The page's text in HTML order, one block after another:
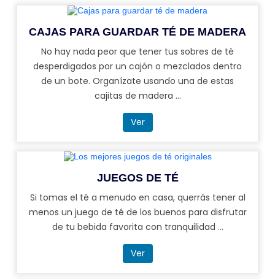
CAJAS PARA GUARDAR TÉ DE MADERA
No hay nada peor que tener tus sobres de té
desperdigados por un cajón o mezclados dentro
de un bote. Organízate usando una de estas
cajitas de madera ...
Ver
JUEGOS DE TÉ
Si tomas el té a menudo en casa, querrás tener al
menos un juego de té de los buenos para disfrutar
de tu bebida favorita con tranquilidad ...
Ver